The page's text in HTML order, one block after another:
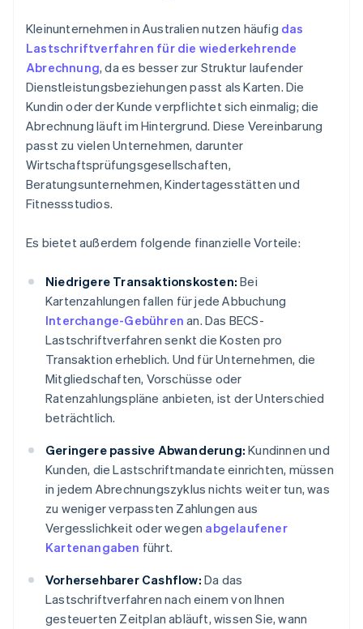
Kleinunternehmen in Australien nutzen häufig das
Lastschriftverfahren für die wiederkehrende
Abrechnung, da es besser zur Struktur laufender
Dienstleistungsbeziehungen passt als Karten. Die
Kundin oder der Kunde verpflichtet sich einmalig; die
Abrechnung läuft im Hintergrund. Diese Vereinbarung
passt zu vielen Unternehmen, darunter
Wirtschaftsprüfungsgesellschaften,
Beratungsunternehmen, Kindertagesstätten und
Fitnessstudios.
Es bietet außerdem folgende finanzielle Vorteile:
Niedrigere Transaktionskosten: Bei
Kartenzahlungen fallen für jede Abbuchung
Interchange-Gebühren an. Das BECS-
Lastschriftverfahren senkt die Kosten pro
Transaktion erheblich. Und für Unternehmen, die
Mitgliedschaften, Vorschüsse oder
Ratenzahlungspläne anbieten, ist der Unterschied
beträchtlich.
Geringere passive Abwanderung: Kundinnen und
Kunden, die Lastschriftmandate einrichten, müssen
in jedem Abrechnungszyklus nichts weiter tun, was
zu weniger verpassten Zahlungen aus
Vergesslichkeit oder wegen abgelaufener
Kartenangaben führt.
Vorhersehbarer Cashflow: Da das
Lastschriftverfahren nach einem von Ihnen
gesteuerten Zeitplan abläuft, wissen Sie, wann